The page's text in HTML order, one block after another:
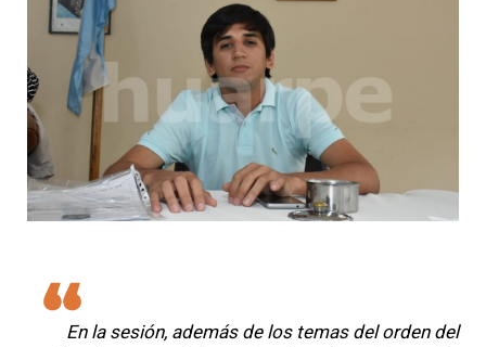
En la sesión, además de los temas del orden del